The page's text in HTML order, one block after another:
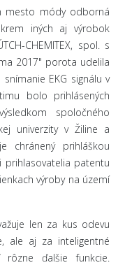
mesto módy odborná
iných aj výrobok
CHEMITEX, spol. s
2017" porota udelila
EKG signálu v
bolo prihlásených
spoločného
univerzity v Žiline a
chránený prihláškou
prihlasovatelia patentu
výroby na území
len za kus odevu
ale aj za inteligentné
rôzne ďalšie funkcie.